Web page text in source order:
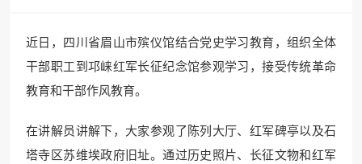
近日，四川省眉山市殡仪馆结合党史学习教育，组织全体
干部职工到邛崃红军长征纪念馆参观学习，接受传统革命
教育和干部作风教育。
在讲解员讲解下，大家参观了陈列大厅、红军碑亭以及石
塔寺区苏维埃政府旧址。通过历史照片、长征文物和红军